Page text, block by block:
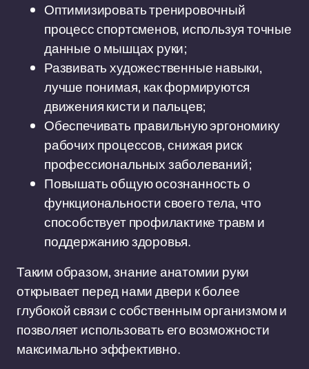
Оптимизировать тренировочный
процесс спортсменов, используя точные
данные о мышцах руки;
Развивать художественные навыки,
лучше понимая, как формируются
движения кисти и пальцев;
Обеспечивать правильную эргономику
рабочих процессов, снижая риск
профессиональных заболеваний;
Повышать общую осознанность о
функциональности своего тела, что
способствует профилактике травм и
поддержанию здоровья.
Таким образом, знание анатомии руки
открывает перед нами двери к более
глубокой связи с собственным организмом и
позволяет использовать его возможности
максимально эффективно.